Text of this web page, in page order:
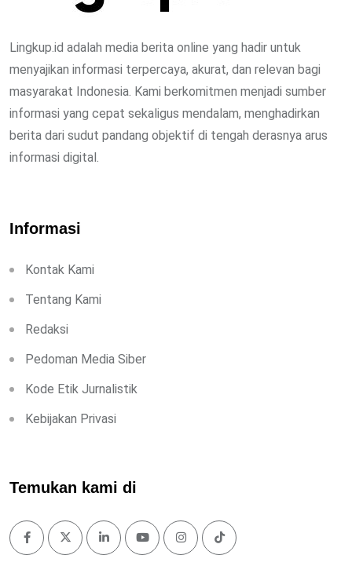
Lingkup.id adalah media berita online yang hadir untuk
menyajikan informasi terpercaya, akurat, dan relevan bagi
masyarakat Indonesia. Kami berkomitmen menjadi sumber
informasi yang cepat sekaligus mendalam, menghadirkan
berita dari sudut pandang objektif di tengah derasnya arus
informasi digital.
Informasi
Kontak Kami
Tentang Kami
Redaksi
Pedoman Media Siber
Kode Etik Jurnalistik
Kebijakan Privasi
Temukan kami di